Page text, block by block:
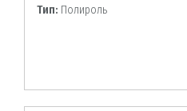
Тип: Полироль